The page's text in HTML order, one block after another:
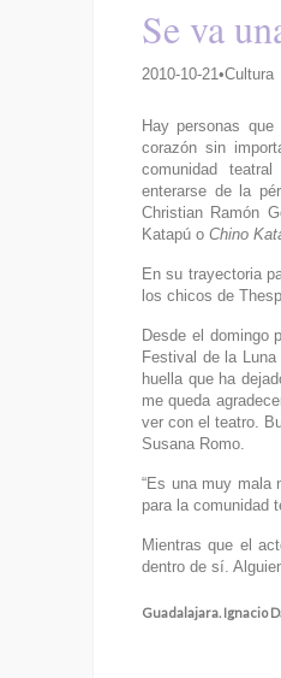
Se va
2010-10-21•Cultura
Hay personas
corazón sin
comunidad
enterarse de la
Christian Ramón
Katapú o Chino
En su trayectoria
los chicos de
Desde el domingo
Festival de la
huella que ha
me queda
ver con el teatro.
Susana Romo.
“Es una muy mala
para la comunidad
Mientras que el
dentro de sí.
Guadalajara. Ignacio